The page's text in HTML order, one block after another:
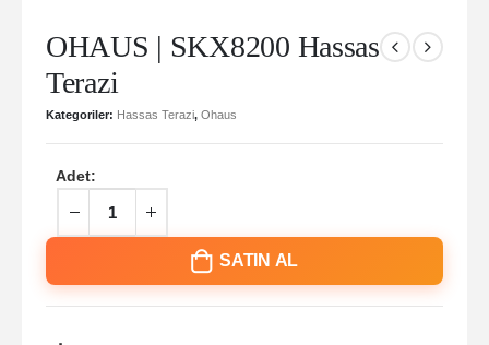
OHAUS | SKX8200 Hassas
Terazi
Kategoriler: Hassas Terazi, Ohaus
Adet:
SATIN AL